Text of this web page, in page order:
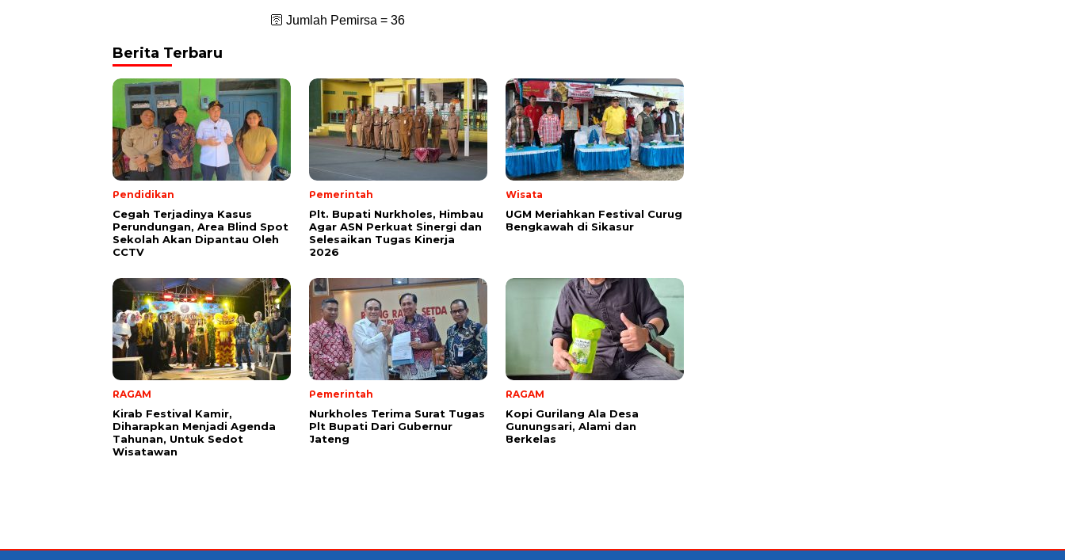
🛜 Jumlah Pemirsa = 36
Berita Terbaru
Pendidikan
Cegah Terjadinya Kasus
Perundungan, Area Blind Spot
Sekolah Akan Dipantau Oleh
CCTV
Pemerintah
Plt. Bupati Nurkholes, Himbau
Agar ASN Perkuat Sinergi dan
Selesaikan Tugas Kinerja
2026
Wisata
UGM Meriahkan Festival Curug
Bengkawah di Sikasur
RAGAM
Kirab Festival Kamir,
Diharapkan Menjadi Agenda
Tahunan, Untuk Sedot
Wisatawan
Pemerintah
Nurkholes Terima Surat Tugas
Plt Bupati Dari Gubernur
Jateng
RAGAM
Kopi Gurilang Ala Desa
Gunungsari, Alami dan
Berkelas